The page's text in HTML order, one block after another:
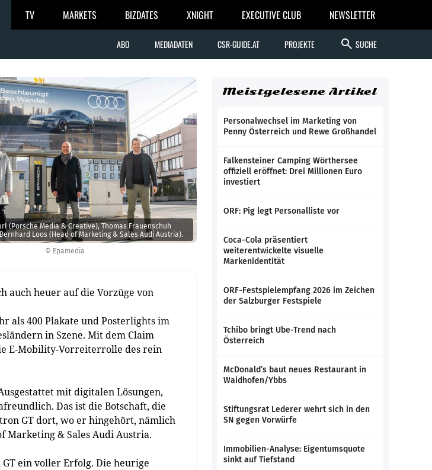
TV MARKETS BIZDATES XNIGHT EXECUTIVE CLUB NEWSLETTER
ABO MEDIADATEN CSR-GUIDE.AT PROJEKTE search SUCHE
© Epamedia
(Porsche Media & Creative), Thomas Frauenschuh
Loos (Head of Marketing & Sales Audi Austria).
auch heuer auf die Vorzüge von
als 400 Plakate und Posterlights im
in Szene. Mit dem Claim
E-Mobility-Vorreiterrolle des rein
mit digitalen Lösungen,
Das ist die Botschaft, die
GT dort, wo er hingehört, nämlich
Marketing & Sales Audi Austria.
ein voller Erfolg. Die heurige
Meistgelesene Artikel
Personalwechsel im Marketing von
Penny Österreich und Rewe Großhandel
Falkensteiner Camping Wörthersee
offiziell eröffnet: Drei Millionen Euro
investiert
ORF: Pig legt Personalliste vor
Coca-Cola präsentiert
weiterentwickelte visuelle
Markenidentität
ORF-Festspielempfang 2026 im Zeichen
der Salzburger Festspiele
Tchibo bringt Ube-Trend nach
Österreich
McDonald’s baut neues Restaurant in
Waidhofen/Ybbs
Stiftungsrat Lederer wehrt sich in den
SN gegen Vorwürfe
Immobilien-Analyse: Eigentumsquote
sinkt auf Tiefstand